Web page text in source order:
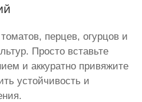
перцев, огурцов и
Просто вставьте
и аккуратно привяжите
устойчивость и